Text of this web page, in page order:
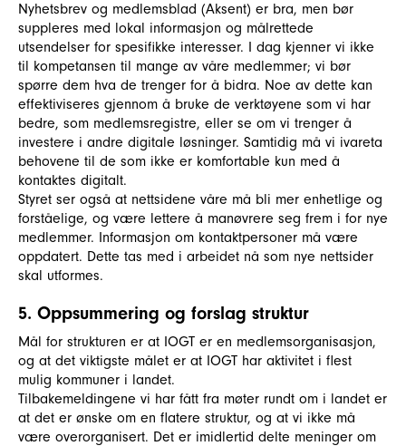
Nyhetsbrev og medlemsblad (Aksent) er bra, men bør
suppleres med lokal informasjon og målrettede
utsendelser for spesifikke interesser. I dag kjenner vi ikke
til kompetansen til mange av våre medlemmer; vi bør
spørre dem hva de trenger for å bidra. Noe av dette kan
effektiviseres gjennom å bruke de verktøyene som vi har
bedre, som medlemsregistre, eller se om vi trenger å
investere i andre digitale løsninger. Samtidig må vi ivareta
behovene til de som ikke er komfortable kun med å
kontaktes digitalt.
Styret ser også at nettsidene våre må bli mer enhetlige og
forståelige, og være lettere å manøvrere seg frem i for nye
medlemmer. Informasjon om kontaktpersoner må være
oppdatert. Dette tas med i arbeidet nå som nye nettsider
skal utformes.
5. Oppsummering og forslag struktur
Mål for strukturen er at IOGT er en medlemsorganisasjon,
og at det viktigste målet er at IOGT har aktivitet i flest
mulig kommuner i landet.
Tilbakemeldingene vi har fått fra møter rundt om i landet er
at det er ønske om en flatere struktur, og at vi ikke må
være overorganisert. Det er imidlertid delte meninger om